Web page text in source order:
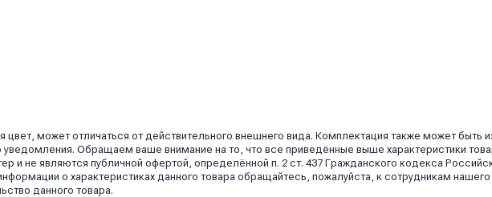
может отличаться от действительного внешнего вида. Комплектация также может быть
Обращаем ваше внимание на то, что все приведённые выше характеристики
и не являются публичной офертой, определённой п. 2 ст. 437 Гражданского кодекса
о характеристиках данного товара обращайтесь, пожалуйста, к сотрудникам
данного товара.